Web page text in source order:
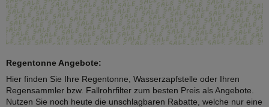
Regentonne Angebote:
Hier finden Sie Ihre Regentonne, Wasserzapfstelle oder Ihren
Regensammler bzw. Fallrohrfilter zum besten Preis als Angebote.
Nutzen Sie noch heute die unschlagbaren Rabatte, welche nur eine